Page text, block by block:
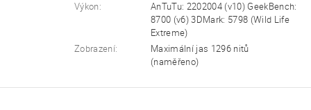
Výkon:
AnTuTu: 2202004 (v10) GeekBench:
8700 (v6) 3DMark: 5798 (Wild Life
Extreme)
Zobrazení:
Maximální jas 1296 nitů
(naměřeno)